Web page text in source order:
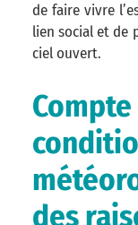
de faire vivre
lien social et de
ciel ouvert.
des